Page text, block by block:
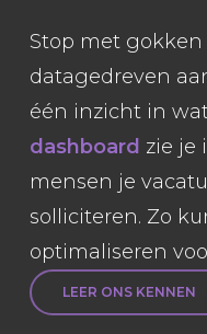
Stop met
datagedreven
één inzicht in
dashboard zie je
mensen je
solliciteren. Zo
optimaliseren
LEER ONS KENNEN